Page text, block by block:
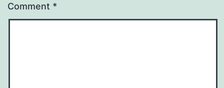
Comment *